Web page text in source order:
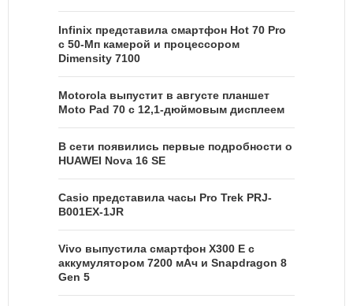
Infinix представила смартфон Hot 70 Pro
с 50-Мп камерой и процессором
Dimensity 7100
Motorola выпустит в августе планшет
Moto Pad 70 с 12,1-дюймовым дисплеем
В сети появились первые подробности о
HUAWEI Nova 16 SE
Casio представила часы Pro Trek PRJ-
B001EX-1JR
Vivo выпустила смартфон X300 E с
аккумулятором 7200 мАч и Snapdragon 8
Gen 5